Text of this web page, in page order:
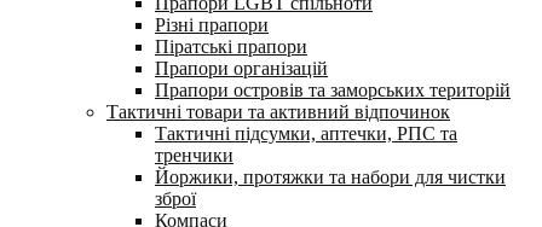
Різні прапори
Піратські прапори
Прапори організацій
Прапори островів та заморських територій
Тактичні товари та активний відпочинок
Тактичні підсумки, аптечки, РПС та
тренчики
Йоржики, протяжки та набори для чистки
зброї
Компаси